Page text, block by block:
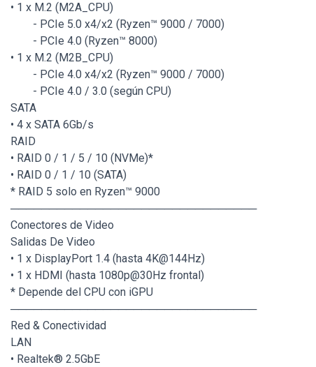
• 1 x M.2 (M2A_CPU)
- PCIe 5.0 x4/x2 (Ryzen™ 9000 / 7000)
- PCIe 4.0 (Ryzen™ 8000)
• 1 x M.2 (M2B_CPU)
- PCIe 4.0 x4/x2 (Ryzen™ 9000 / 7000)
- PCIe 4.0 / 3.0 (según CPU)
SATA
• 4 x SATA 6Gb/s
RAID
• RAID 0 / 1 / 5 / 10 (NVMe)*
• RAID 0 / 1 / 10 (SATA)
* RAID 5 solo en Ryzen™ 9000
────────────────────────────────
Conectores de Video
Salidas De Video
• 1 x DisplayPort 1.4 (hasta 4K@144Hz)
• 1 x HDMI (hasta 1080p@30Hz frontal)
* Depende del CPU con iGPU
────────────────────────────────
Red & Conectividad
LAN
• Realtek® 2.5GbE